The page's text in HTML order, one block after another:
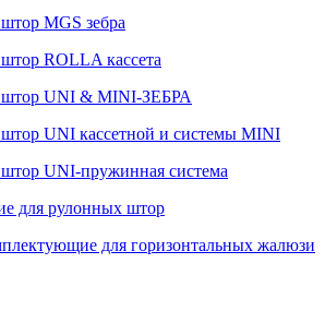
MGS зебра
ROLLA кассета
UNI & MINI-ЗЕБРА
UNI кассетной и системы MINI
UNI-пружинная система
для рулонных штор
для горизонтальных жалюзи